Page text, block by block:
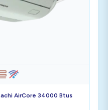
AirCore 34000 Btus